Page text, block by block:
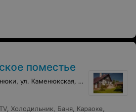
что можно отдыхать с
так же очень душевно
поместье
Брестская обл., д. Каменюки, ул. Каменюкская, 122
TV Холодильник Баня Караоке